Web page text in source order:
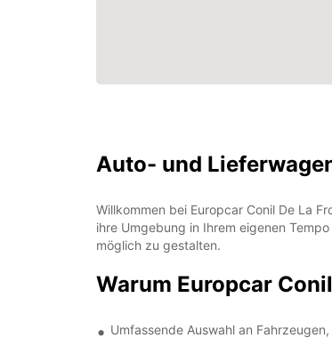
Auto- und
Willkommen bei Europcar Conil De La
ihre Umgebung in Ihrem eigenen
möglich zu gestalten.
Warum Europcar
Umfassende Auswahl an